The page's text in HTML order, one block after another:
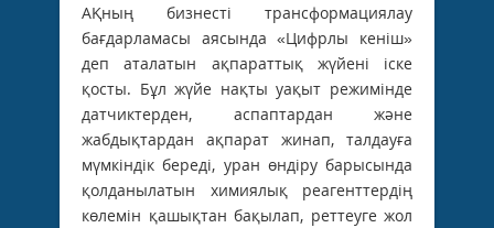
АҚның бизнесті трансформациялау
бағдарламасы аясында «Цифрлы кеніш»
деп аталатын ақпараттық жүйені іске
қосты. Бұл жүйе нақты уақыт режимінде
датчиктерден, аспаптардан және
жабдықтардан ақпарат жинап, талдауға
мүмкіндік береді, уран өндіру барысында
қолданылатын химиялық реагенттердің
көлемін қашықтан бақылап, реттеуге жол